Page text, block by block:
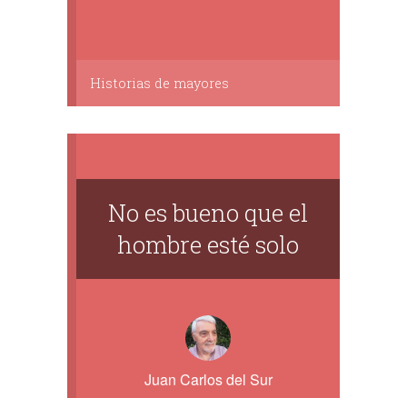
Historias de mayores
No es bueno que el
hombre esté solo
Juan Carlos del Sur